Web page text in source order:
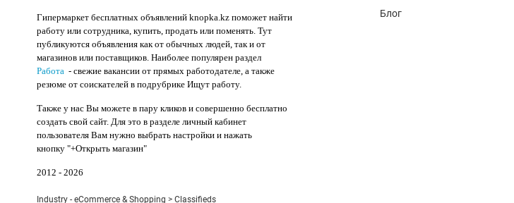
Гипермаркет бесплатных объявлений knopka.kz поможет найти
работу или сотрудника, купить, продать или поменять. Тут
публикуются объявления как от обычных людей, так и от
магазинов или поставщиков. Наиболее популярен раздел
Работа - свежие вакансии от прямых работодателе, а также
резюме от соискателей в подрубрике Ищут работу.
Также у нас Вы можете в пару кликов и совершенно бесплатно
создать свой сайт. Для это в разделе личный кабинет
пользователя Вам нужно выбрать настройки и нажать
кнопку "+Открыть магазин"
2012 - 2026
Блог
Industry - eCommerce & Shopping > Classifieds